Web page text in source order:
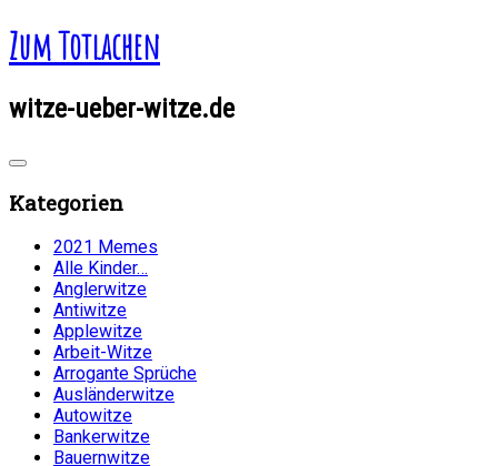
Zum Totlachen
witze-ueber-witze.de
Kategorien
2021 Memes
Alle Kinder…
Anglerwitze
Antiwitze
Applewitze
Arbeit-Witze
Arrogante Sprüche
Ausländerwitze
Autowitze
Bankerwitze
Bauernwitze